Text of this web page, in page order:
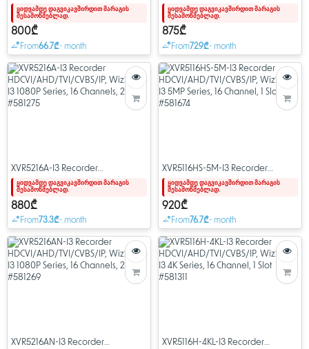
HDCVI/AHD/TVI/CVBS/IP,
WizSense I3 1080P Series, 16
Channels, 16 Audio Slots #581274
ყიდვამდე დაგვიკავშირდით მარაგის
შესამოწმებლად.
800₾
From66.7₾- month
HDCVI/AHD/TVI/CVBS/IP,
WizSense I3 1080P Series, 16
Channel, 1 Slot #581273
ყიდვამდე დაგვიკავშირდით მარაგის
შესამოწმებლად.
875₾
From72.9₾- month
XVR5216A-I3 Recorder
HDCVI/AHD/TVI/CVBS/IP,
WizSense I3 1080P Series, 16
Channels, 2 Slots #581275
ყიდვამდე დაგვიკავშირდით მარაგის
შესამოწმებლად.
880₾
From73.3₾- month
XVR5116HS-5M-I3 Recorder
HDCVI/AHD/TVI/CVBS/IP,
WizSense I3 5MP Series, 16
Channel, 1 Slot #581674
ყიდვამდე დაგვიკავშირდით მარაგის
შესამოწმებლად.
920₾
From76.7₾- month
XVR5216AN-I3 Recorder
XVR5116H-4KL-I3 Recorder